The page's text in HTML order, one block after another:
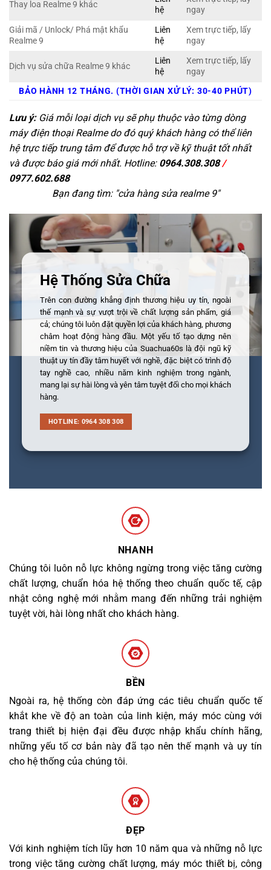
Thay loa Realme 9 khác
hệ
ngay
Giải mã / Unlock/ Phá mật khẩu
Realme 9
Liên
hệ
Xem trực tiếp, lấy
ngay
Dịch vụ sửa chữa Realme 9 khác
Liên
hệ
Xem trực tiếp, lấy
ngay
BẢO HÀNH 12 THÁNG. (THỜI GIAN XỬ LÝ: 30-40 PHÚT)
Lưu ý:Giá mỗi loại dịch vụ sẽ phụ thuộc vào từng dòng
máy điện thoại Realme do đó quý khách hàng có thể liên
hệ trực tiếp trung tâm để được hỗ trợ về kỹ thuật tốt nhất
và được báo giá mới nhất. Hotline: 0964.308.308/
0977.602.688
Bạn đang tìm: "cửa hàng sửa realme 9"
Hệ Thống Sửa Chữa
Trên con đường khẳng định thương hiệu uy tín, ngoài
thế mạnh và sự vượt trội về chất lượng sản phẩm, giá
cả; chúng tôi luôn đặt quyền lợi của khách hàng, phương
châm hoạt động hàng đầu. Một yếu tố tạo dựng nên
niềm tin và thương hiệu của Suachua60s là đội ngũ kỹ
thuật uy tín đầy tâm huyết với nghề, đặc biệt có trình độ
tay nghề cao, nhiều năm kinh nghiệm trong ngành,
mang lại sự hài lòng và yên tâm tuyệt đối cho mọi khách
hàng.
HOTLINE: 0964 308 308
NHANH
Chúng tôi luôn nỗ lực không ngừng trong việc tăng cường
chất lượng, chuẩn hóa hệ thống theo chuẩn quốc tế, cập
nhật công nghệ mới nhằm mang đến những trải nghiệm
tuyệt vời, hài lòng nhất cho khách hàng.
BỀN
Ngoài ra, hệ thống còn đáp ứng các tiêu chuẩn quốc tế
khắt khe về độ an toàn của linh kiện, máy móc cùng với
trang thiết bị hiện đại đều được nhập khẩu chính hãng,
những yếu tố cơ bản này đã tạo nên thế mạnh và uy tín
cho hệ thống của chúng tôi.
ĐẸP
Với kinh nghiệm tích lũy hơn 10 năm qua và những nỗ lực
trong việc tăng cường chất lượng, máy móc thiết bị, công